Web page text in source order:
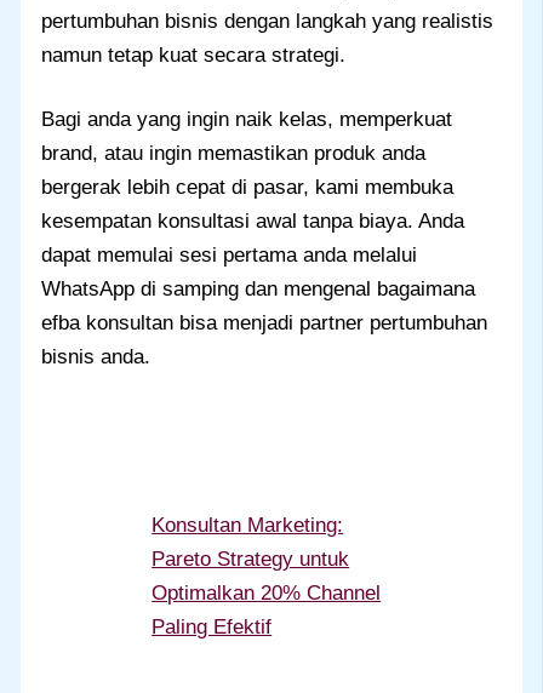
pertumbuhan bisnis dengan langkah yang realistis
namun tetap kuat secara strategi.
Bagi anda yang ingin naik kelas, memperkuat
brand, atau ingin memastikan produk anda
bergerak lebih cepat di pasar, kami membuka
kesempatan konsultasi awal tanpa biaya. Anda
dapat memulai sesi pertama anda melalui
WhatsApp di samping dan mengenal bagaimana
efba konsultan bisa menjadi partner pertumbuhan
bisnis anda.
Konsultan Marketing:
Pareto Strategy untuk
Optimalkan 20% Channel
Paling Efektif